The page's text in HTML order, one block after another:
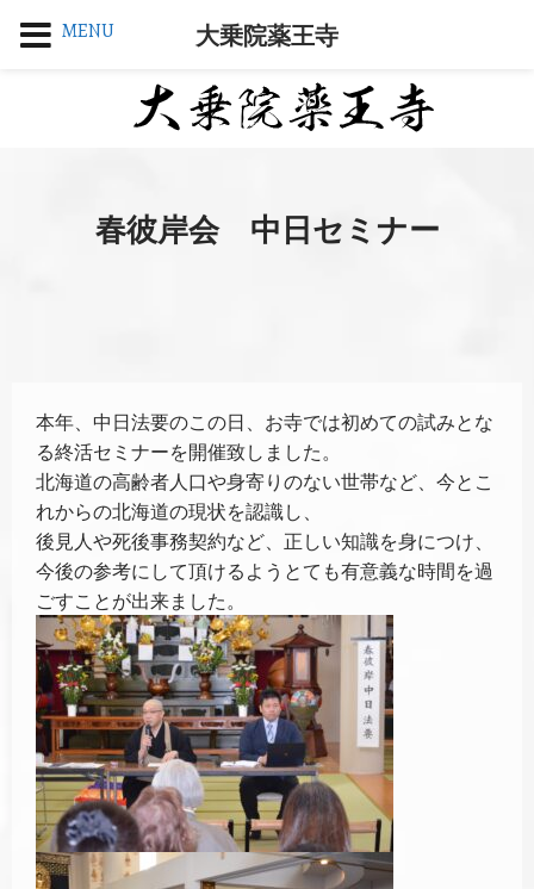
春彼岸会 中日セミナー
本年、中日法要のこの日、お寺では初めての試みとな
る終活セミナーを開催致しました。
北海道の高齢者人口や身寄りのない世帯など、今とこ
れからの北海道の現状を認識し、
後見人や死後事務契約など、正しい知識を身につけ、
今後の参考にして頂けるようとても有意義な時間を過
ごすことが出来ました。
MENU 大乗院薬王寺